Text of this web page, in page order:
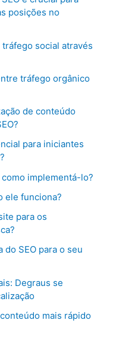
posições no
social através
tráfego orgânico
de conteúdo
para iniciantes
como implementá-lo?
ele funciona?
para os
do SEO para o seu
Degraus se
mais rápido